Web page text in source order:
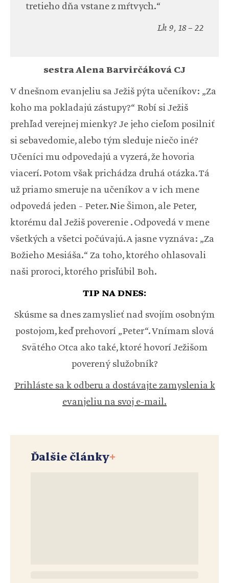
tretieho dňa vstane z mŕtvych.“
Lk 9, 18 – 22
sestra Alena Barvirčáková CJ
V dnešnom evanjeliu sa Ježiš pýta učeníkov: „Za
koho ma pokladajú zástupy?“ Robí si Ježiš
prehľad verejnej mienky? Je jeho cieľom posilniť
si sebavedomie, alebo tým sleduje niečo iné?
Učeníci mu odpovedajú a vyzerá, že hovoria
viacerí. Potom však prichádza druhá otázka. Tá
už priamo smeruje na učeníkov a v ich mene
odpovedá jeden – Peter. Nie Šimon, ale Peter,
ktorému dal Ježiš poverenie . Odpovedá v mene
všetkých a všetci počúvajú. A jasne vyznáva: „Za
Božieho Mesiáša.“ Za toho, ktorého ohlasovali
naši proroci, ktorého prisľúbil Boh.
TIP NA DNES:
Skúsme sa dnes zamyslieť nad svojím osobným
postojom, keď prehovorí „Peter“. Vnímam slová
Svätého Otca ako také, ktoré hovorí Ježišom
poverený služobník?
Prihláste sa k odberu a dostávajte zamyslenia k
evanjeliu na svoj e-mail.
Ďalšie články+